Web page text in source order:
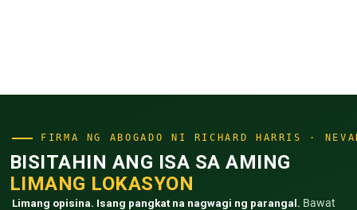
FIRMA NG ABOGADO NI RICHARD HARRIS ·
BISITAHIN ANG ISA SA AMING
LIMANG LOKASYON
Limang opisina. Isang pangkat na nagwagi ng parangal. Bawat